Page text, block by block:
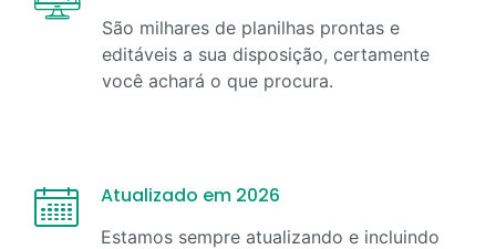
São milhares de planilhas prontas e
editáveis a sua disposição, certamente
você achará o que procura.
Atualizado em 2026
Estamos sempre atualizando e incluindo